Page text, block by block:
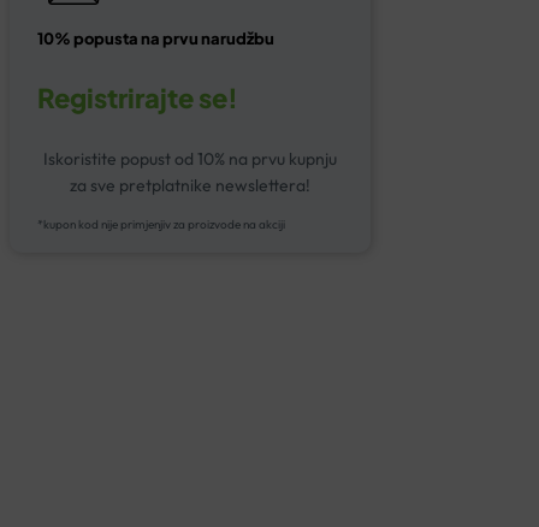
10% popusta na prvu narudžbu
Registrirajte se!
Iskoristite popust od 10% na prvu kupnju
za sve pretplatnike newslettera!
*kupon kod nije primjenjiv za proizvode na akciji